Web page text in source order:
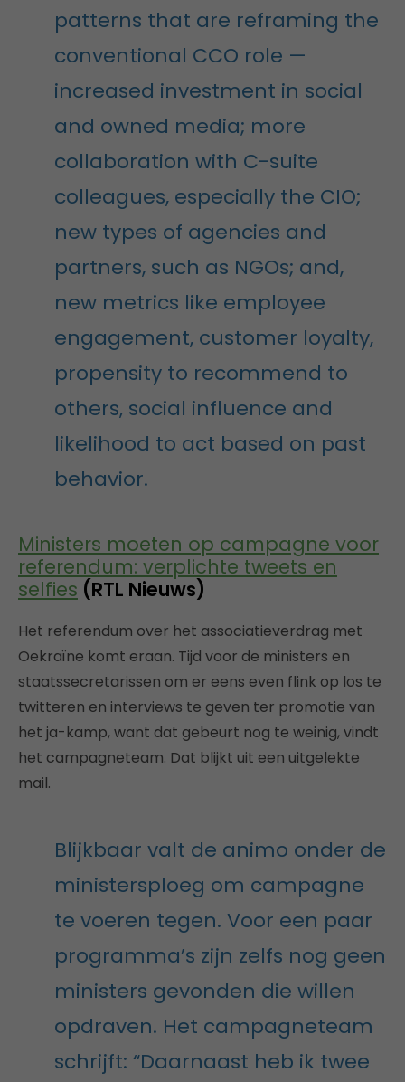
patterns that are reframing the
conventional CCO role —
increased investment in social
and owned media; more
collaboration with C-suite
colleagues, especially the CIO;
new types of agencies and
partners, such as NGOs; and,
new metrics like employee
engagement, customer loyalty,
propensity to recommend to
others, social influence and
likelihood to act based on past
behavior.
Ministers moeten op campagne voor
referendum: verplichte tweets en
selfies (RTL Nieuws)
Het referendum over het associatieverdrag met
Oekraïne komt eraan. Tijd voor de ministers en
staatssecretarissen om er eens even flink op los te
twitteren en interviews te geven ter promotie van
het ja-kamp, want dat gebeurt nog te weinig, vindt
het campagneteam. Dat blijkt uit een uitgelekte
mail.
Blijkbaar valt de animo onder de
ministersploeg om campagne
te voeren tegen. Voor een paar
programma’s zijn zelfs nog geen
ministers gevonden die willen
opdraven. Het campagneteam
schrijft: “Daarnaast heb ik twee